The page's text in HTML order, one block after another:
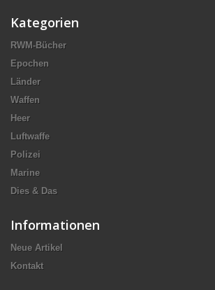
Kategorien
RWM-Bücher
Epochen
Länder
Waffen
Heer
Luftwaffe
Polizei
Marine
Dies & Das
Informationen
Neue Artikel
Kontakt